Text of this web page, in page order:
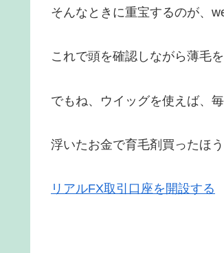
そんなときに重宝するのが、
これで頭を確認しながら薄毛
でもね、ウイッグを使えば、
浮いたお金で育毛剤買ったほ
リアルFX取引口座を開設する